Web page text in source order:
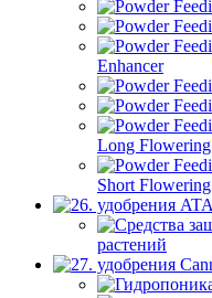
Enhancer
Long Flowering
Short Flowering
растений